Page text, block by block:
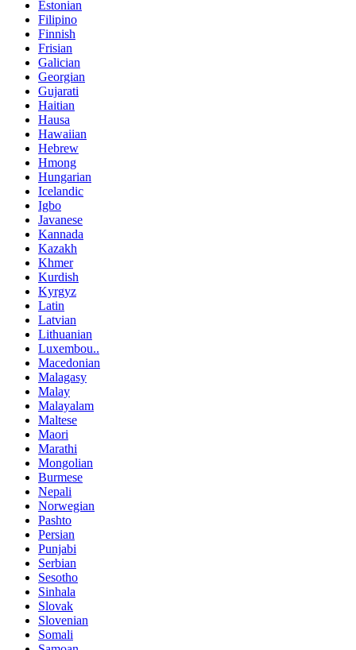
Estonian
Filipino
Finnish
Frisian
Galician
Georgian
Gujarati
Haitian
Hausa
Hawaiian
Hebrew
Hmong
Hungarian
Icelandic
Igbo
Javanese
Kannada
Kazakh
Khmer
Kurdish
Kyrgyz
Latin
Latvian
Lithuanian
Luxembou..
Macedonian
Malagasy
Malay
Malayalam
Maltese
Maori
Marathi
Mongolian
Burmese
Nepali
Norwegian
Pashto
Persian
Punjabi
Serbian
Sesotho
Sinhala
Slovak
Slovenian
Somali